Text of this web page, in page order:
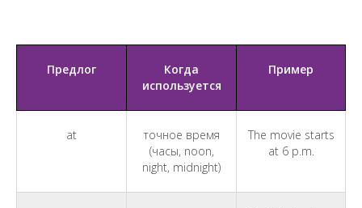
Предлог
Когда
используется
Пример
at
точное время
(часы, noon,
night, midnight)
The movie starts
at 6 p.m.